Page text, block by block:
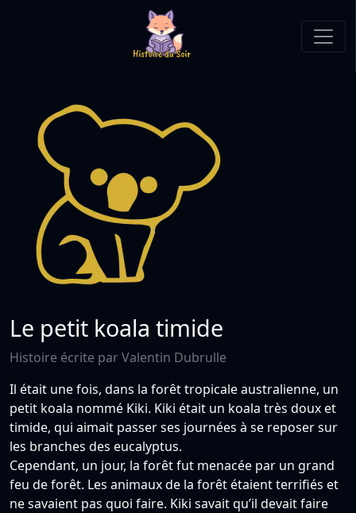
Le petit koala timide
Histoire écrite par Valentin Dubrulle
Il était une fois, dans la forêt tropicale australienne, un
petit koala nommé Kiki. Kiki était un koala très doux et
timide, qui aimait passer ses journées à se reposer sur
les branches des eucalyptus.
Cependant, un jour, la forêt fut menacée par un grand
feu de forêt. Les animaux de la forêt étaient terrifiés et
ne savaient pas quoi faire. Kiki savait qu’il devait faire